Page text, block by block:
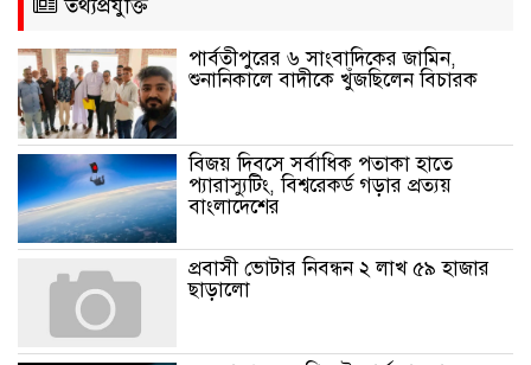
তথ্যপ্রযুক্তি
পার্বতীপুরের ৬ সাংবাদিকের জামিন,
শুনানিকালে বাদীকে খুঁজছিলেন বিচারক
বিজয় দিবসে সর্বাধিক পতাকা হাতে
প্যারাস্যুটিং, বিশ্বরেকর্ড গড়ার প্রত্যয়
বাংলাদেশের
প্রবাসী ভোটার নিবন্ধন ২ লাখ ৫৯ হাজার
ছাড়ালো